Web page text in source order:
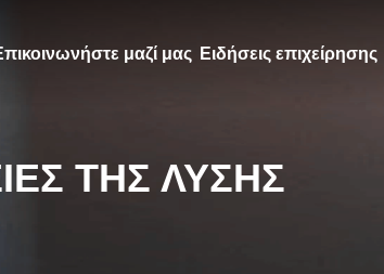
μαζί μας Ειδήσεις επιχείρησης
ΤΗΣ ΛΎΣΗΣ